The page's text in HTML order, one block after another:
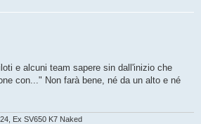
e alcuni team sapere sin dall'inizio che
con..." Non farà bene, né da un alto e né
Ex SV650 K7 Naked